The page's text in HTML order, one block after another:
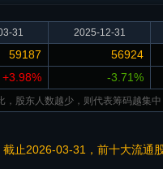
31 2025-12-31
59187
56924
+3.98% -3.71%
，股东人数越少，则代表筹码越集
截止2026-03-31，前十大流通